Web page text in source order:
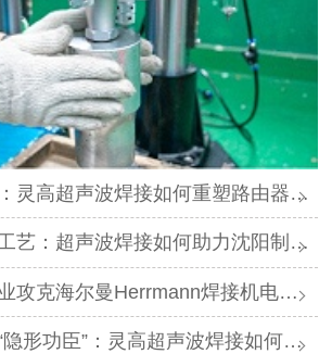
超声波焊接如何重塑路由器外壳制造？
：超声波焊接如何助力沈阳制造转型？
海尔曼Herrmann焊接机电路板短路难题
”：灵高超声波焊接如何让喷墨头支架更可靠？